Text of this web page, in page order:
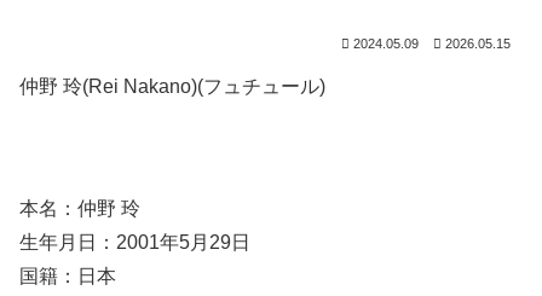
2024.05.09 2026.05.15
仲野 玲(Rei Nakano)(フュチュール)
本名：仲野 玲
生年月日：2001年5月29日
国籍：日本